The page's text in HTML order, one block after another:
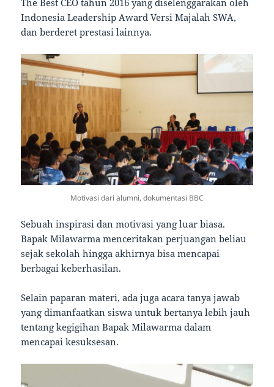
The Best CEO tahun 2016 yang diselenggarakan oleh
Indonesia Leadership Award Versi Majalah SWA,
dan berderet prestasi lainnya.
Motivasi dari alumni, dokumentasi BBC
Sebuah inspirasi dan motivasi yang luar biasa.
Bapak Milawarma menceritakan perjuangan beliau
sejak sekolah hingga akhirnya bisa mencapai
berbagai keberhasilan.
Selain paparan materi, ada juga acara tanya jawab
yang dimanfaatkan siswa untuk bertanya lebih jauh
tentang kegigihan Bapak Milawarma dalam
mencapai kesuksesan.